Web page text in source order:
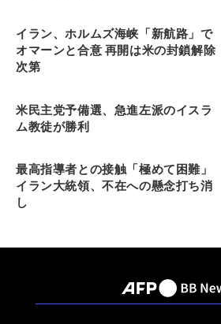
イラン、ホルムズ海峡「新航路」で
オマーンと合意 再開は米の封鎖解除
次第
米民主党予備選、急進左派のイスラ
ム教徒が勝利
最高指導者との接触「極めて困難」
イラン大統領、不在への懸念打ち消
し